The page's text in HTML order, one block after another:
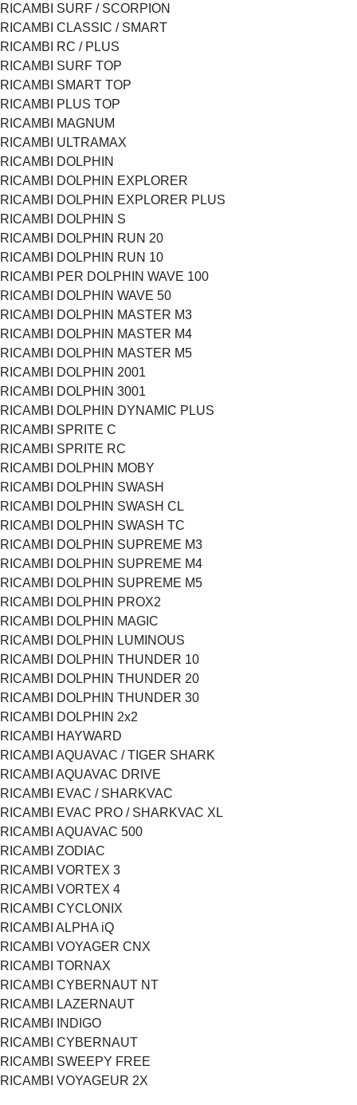
RICAMBI SURF / SCORPION
RICAMBI CLASSIC / SMART
RICAMBI RC / PLUS
RICAMBI SURF TOP
RICAMBI SMART TOP
RICAMBI PLUS TOP
RICAMBI MAGNUM
RICAMBI ULTRAMAX
RICAMBI DOLPHIN
RICAMBI DOLPHIN EXPLORER
RICAMBI DOLPHIN EXPLORER PLUS
RICAMBI DOLPHIN S
RICAMBI DOLPHIN RUN 20
RICAMBI DOLPHIN RUN 10
RICAMBI PER DOLPHIN WAVE 100
RICAMBI DOLPHIN WAVE 50
RICAMBI DOLPHIN MASTER M3
RICAMBI DOLPHIN MASTER M4
RICAMBI DOLPHIN MASTER M5
RICAMBI DOLPHIN 2001
RICAMBI DOLPHIN 3001
RICAMBI DOLPHIN DYNAMIC PLUS
RICAMBI SPRITE C
RICAMBI SPRITE RC
RICAMBI DOLPHIN MOBY
RICAMBI DOLPHIN SWASH
RICAMBI DOLPHIN SWASH CL
RICAMBI DOLPHIN SWASH TC
RICAMBI DOLPHIN SUPREME M3
RICAMBI DOLPHIN SUPREME M4
RICAMBI DOLPHIN SUPREME M5
RICAMBI DOLPHIN PROX2
RICAMBI DOLPHIN MAGIC
RICAMBI DOLPHIN LUMINOUS
RICAMBI DOLPHIN THUNDER 10
RICAMBI DOLPHIN THUNDER 20
RICAMBI DOLPHIN THUNDER 30
RICAMBI DOLPHIN 2x2
RICAMBI HAYWARD
RICAMBI AQUAVAC / TIGER SHARK
RICAMBI AQUAVAC DRIVE
RICAMBI EVAC / SHARKVAC
RICAMBI EVAC PRO / SHARKVAC XL
RICAMBI AQUAVAC 500
RICAMBI ZODIAC
RICAMBI VORTEX 3
RICAMBI VORTEX 4
RICAMBI CYCLONIX
RICAMBI ALPHA iQ
RICAMBI VOYAGER CNX
RICAMBI TORNAX
RICAMBI CYBERNAUT NT
RICAMBI LAZERNAUT
RICAMBI INDIGO
RICAMBI CYBERNAUT
RICAMBI SWEEPY FREE
RICAMBI VOYAGEUR 2X